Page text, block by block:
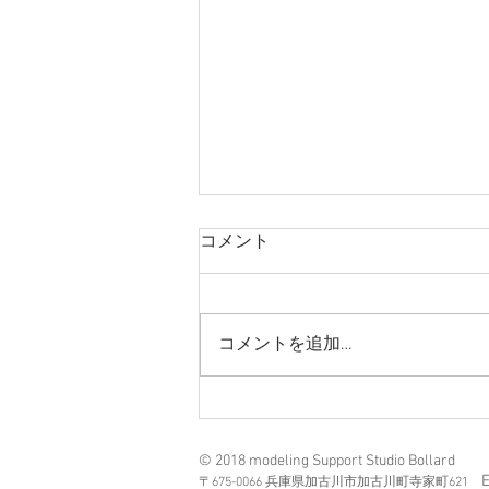
コメント
コメントを追加…
© 2018 modeling Support Studio Bollard
〒675-0066 兵庫県加古川市加古川町寺家町621